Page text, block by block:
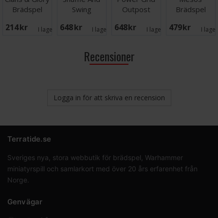
Brädspel
214 SEK I lager: 1
Swing
648 SEK I lager: 1
Outpost
648 SEK I lager: 2
Brädspel
479 SEK I
Recensioner
Logga in för att skriva en recension
Terratide.se
Sveriges nya, stora webbutik för brädspel, Warhammer
miniatyrspill och samlarkort med över 20 års erfarenhet från
Norge.
Genvägar